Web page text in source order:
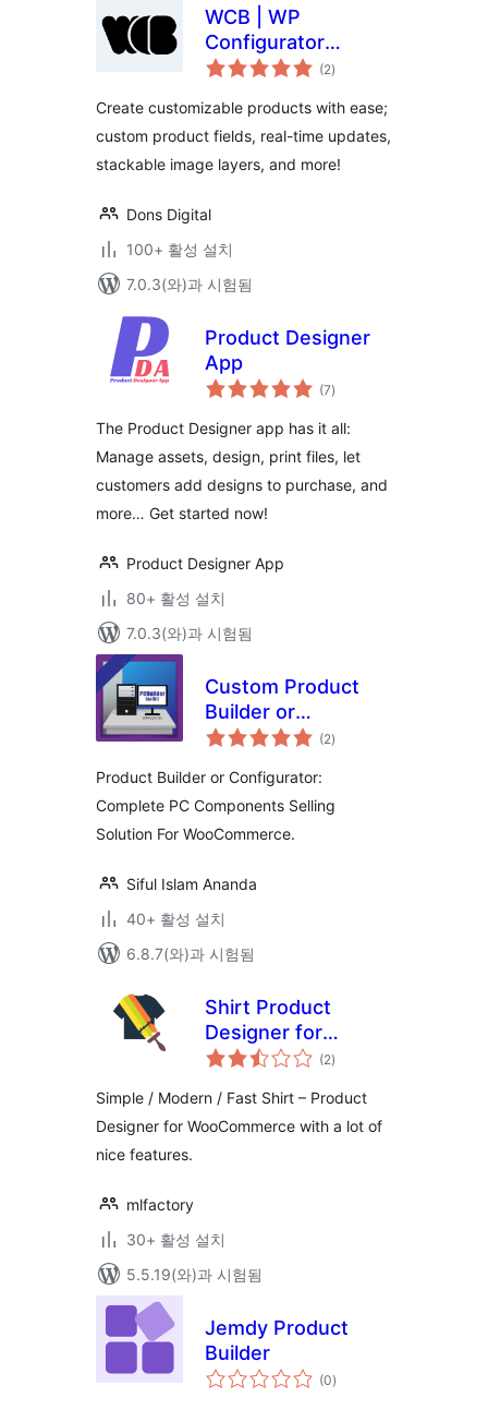
WCB | WP
Configurator
Builder – Product
Made Simple
(2전
체
점
)
Create customizable products with ease;
custom product fields, real-time updates,
stackable image layers, and more!
Dons Digital
100+ 활성 설치
7.0.3(와)과 시험됨
Product Designer
App
(7전
체
점
)
The Product Designer app has it all:
Manage assets, design, print files, let
customers add designs to purchase, and
more… Get started now!
Product Designer App
80+ 활성 설치
7.0.3(와)과 시험됨
Custom Product
Builder or
Configurator for
(2전
체)
Product Builder or Configurator:
Complete PC Components Selling
Solution For WooCommerce.
Siful Islam Ananda
40+ 활성 설치
6.8.7(와)과 시험됨
Shirt Product
Designer for
WooCommerce
(2전
체
점
)
Simple / Modern / Fast Shirt – Product
Designer for WooCommerce with a lot of
nice features.
mlfactory
30+ 활성 설치
5.5.19(와)과 시험됨
Jemdy Product
Builder
(0전
체)